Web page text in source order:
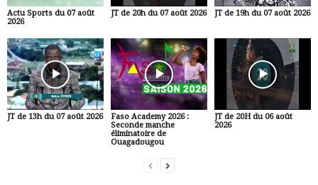
Actu Sports du 07 août
2026
JT de 20h du 07 août 2026 JT de 19h du 07 août 2026
JT de 13h du 07 août 2026
Faso Academy 2026 :
Seconde manche
éliminatoire de
Ouagadougou
JT de 20H du 06 août
2026